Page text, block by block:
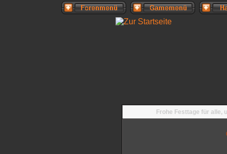
Frohe Festtage für alle,